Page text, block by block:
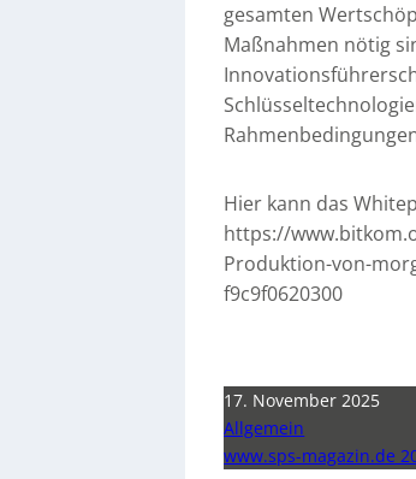
gesamten
Maßnahmen nötig
Hier kann das
https://
Produktion-von-
f9c9f0620300
17. November 2025
Allgemein
www.sps-magazin.de